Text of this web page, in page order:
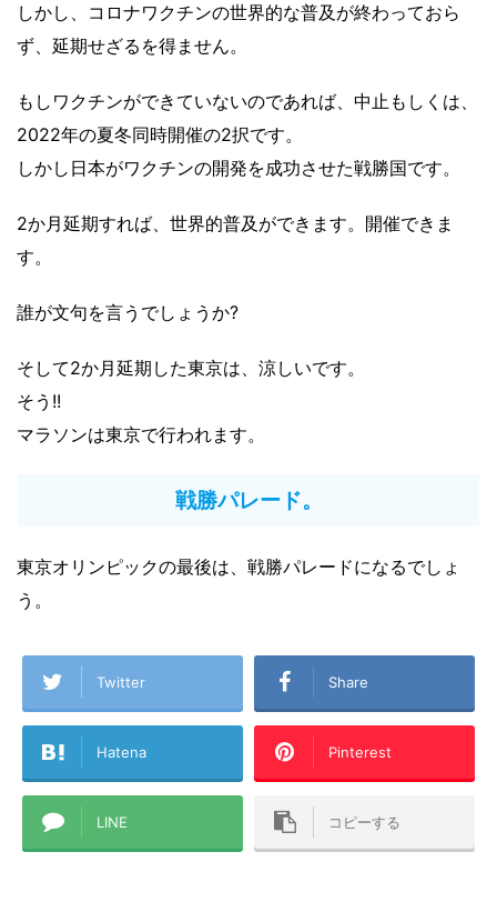
しかし、コロナワクチンの世界的な普及が終わっておら
ず、延期せざるを得ません。
もしワクチンができていないのであれば、中止もしくは、
2022年の夏冬同時開催の2択です。
しかし日本がワクチンの開発を成功させた戦勝国です。
2か月延期すれば、世界的普及ができます。開催できま
す。
誰が文句を言うでしょうか?
そして2か月延期した東京は、涼しいです。
そう!!
マラソンは東京で行われます。
戦勝パレード。
東京オリンピックの最後は、戦勝パレードになるでしょ
う。
Twitter Share
Hatena Pinterest
LINE コピーする